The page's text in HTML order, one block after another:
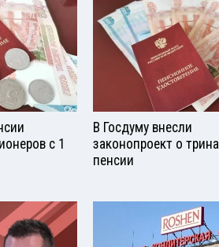
с 1
В Госдуму внесли
законопроект о
пенсии